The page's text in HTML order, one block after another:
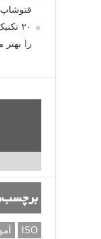
فتوشاپ
۲۰
را بهتر
ISO